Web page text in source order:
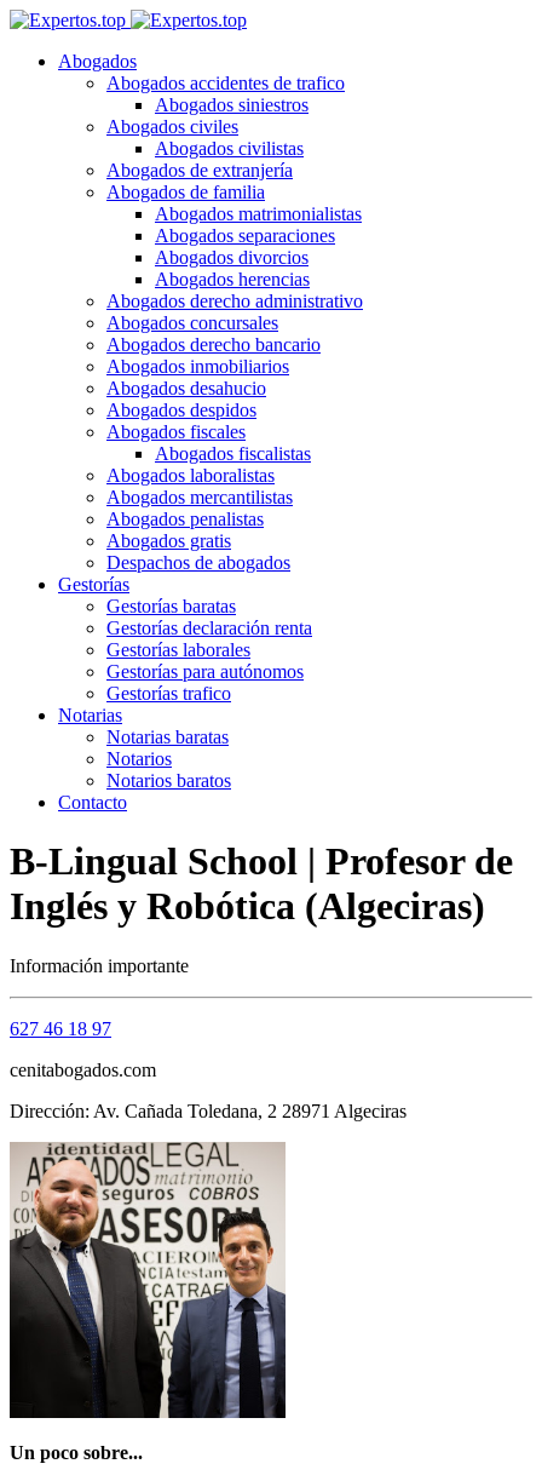
Abogados
Abogados accidentes de trafico
Abogados siniestros
Abogados civiles
Abogados civilistas
Abogados de extranjería
Abogados de familia
Abogados matrimonialistas
Abogados separaciones
Abogados divorcios
Abogados herencias
Abogados derecho administrativo
Abogados concursales
Abogados derecho bancario
Abogados inmobiliarios
Abogados desahucio
Abogados despidos
Abogados fiscales
Abogados fiscalistas
Abogados laboralistas
Abogados mercantilistas
Abogados penalistas
Abogados gratis
Despachos de abogados
Gestorías
Gestorías baratas
Gestorías declaración renta
Gestorías laborales
Gestorías para autónomos
Gestorías trafico
Notarias
Notarias baratas
Notarios
Notarios baratos
Contacto
B-Lingual School | Profesor de
Inglés y Robótica (Algeciras)
Información importante
627 46 18 97
cenitabogados.com
Dirección: Av. Cañada Toledana, 2 28971 Algeciras
Un poco sobre...